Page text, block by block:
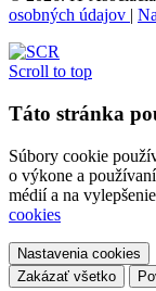
osobných údajov |
Scroll to top
Táto stránka
Súbory cookie
o výkone a
médií a na
cookies
Nastavenia cookies
Zakázať všetko